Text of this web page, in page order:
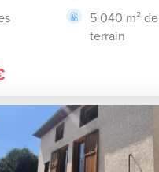
5 040 m² de
terrain